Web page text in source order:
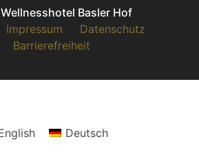
Basler Hof
Impressum
Datenschutz
Barrierefreiheit
Deutsch